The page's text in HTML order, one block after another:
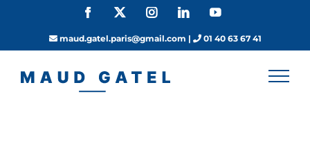
Facebook InstagramLinkedInYouTube
maud.gatel.paris@gmail.com | 01 40 63 67 41